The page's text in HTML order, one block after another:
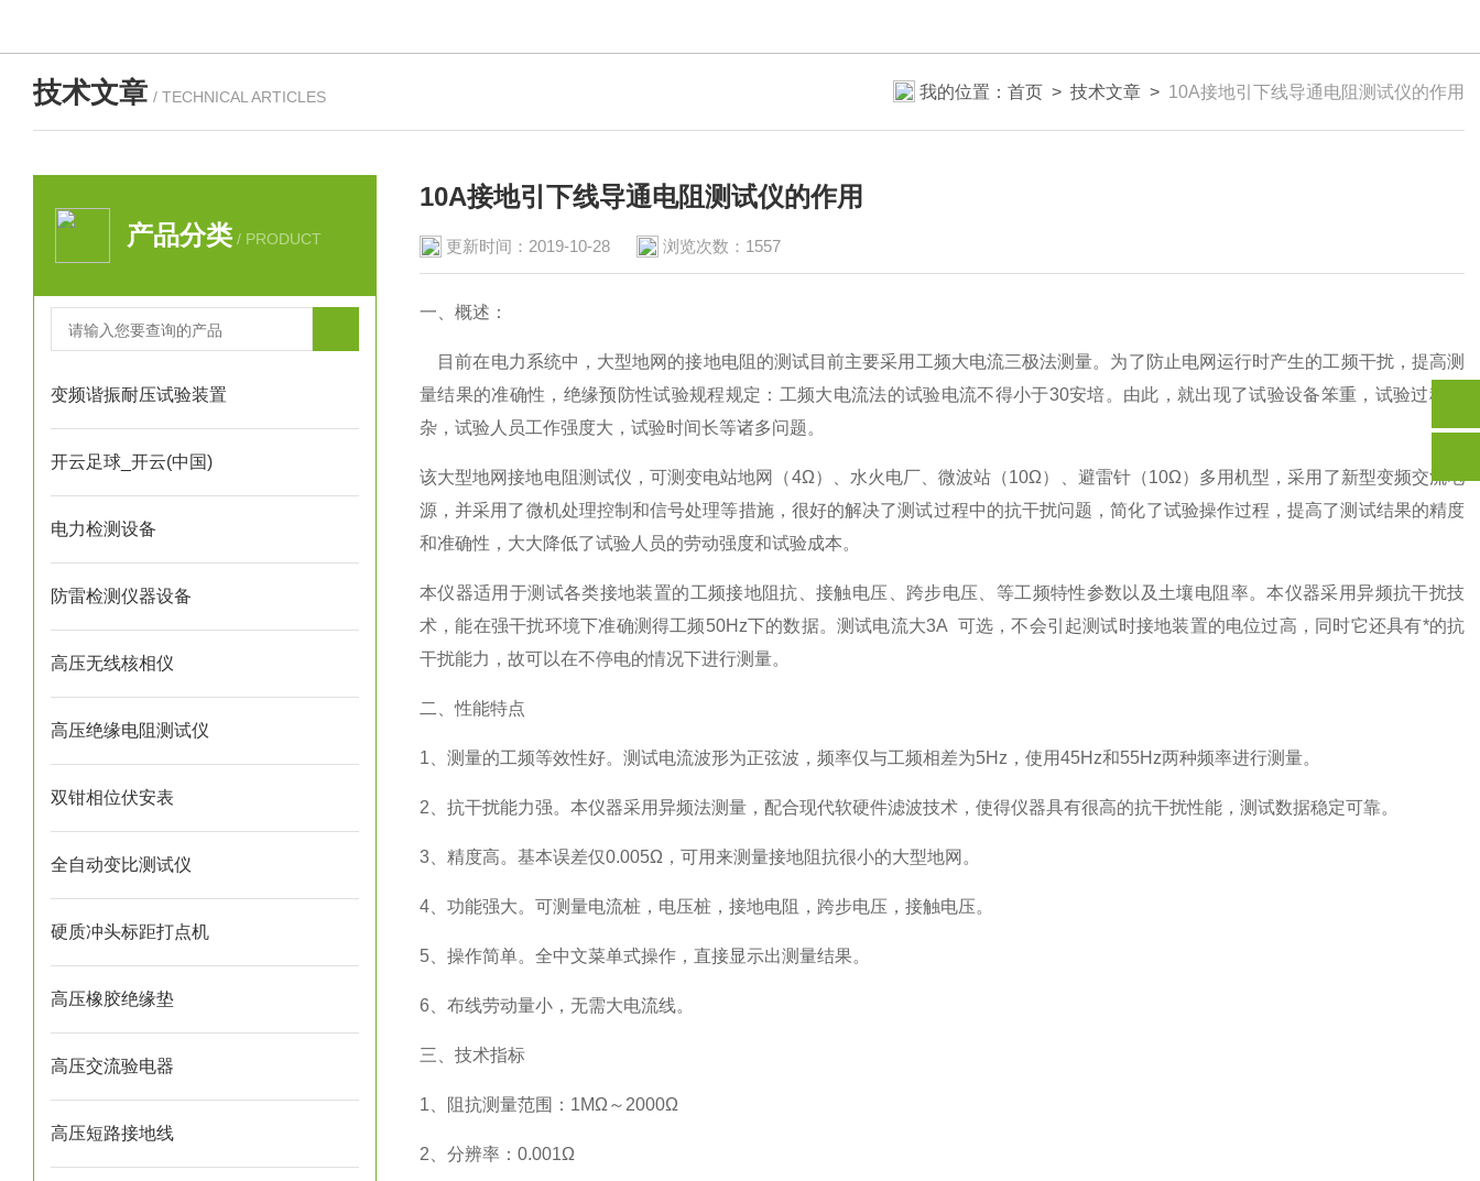
技术文章 / TECHNICAL ARTICLES 我的位置： 首页 > 技术文章 > 10A接地引下线导通电阻测试仪的作用
产品分类 / PRODUCT
变频谐振耐压试验装置
开云足球_开云(中国)
电力检测设备
防雷检测仪器设备
高压无线核相仪
高压绝缘电阻测试仪
双钳相位伏安表
全自动变比测试仪
硬质冲头标距打点机
高压橡胶绝缘垫
高压交流验电器
高压短路接地线
10A接地引下线导通电阻测试仪的作用
更新时间：2019-10-28 浏览次数：1557
一、概述：
目前在电力系统中，大型地网的接地电阻的测试目前主要采用工频大电流三极法测量。为了防止电网运行时产生的工频干扰，提高测
量结果的准确性，绝缘预防性试验规程规定：工频大电流法的试验电流不得小于30安培。由此，就出现了试验设备笨重，试验过程复
杂，试验人员工作强度大，试验时间长等诸多问题。
该大型地网接地电阻测试仪，可测变电站地网（4Ω）、水火电厂、微波站（10Ω）、避雷针（10Ω）多用机型，采用了新型变频交流电
源，并采用了微机处理控制和信号处理等措施，很好的解决了测试过程中的抗干扰问题，简化了试验操作过程，提高了测试结果的精度
和准确性，大大降低了试验人员的劳动强度和试验成本。
本仪器适用于测试各类接地装置的工频接地阻抗、接触电压、跨步电压、等工频特性参数以及土壤电阻率。本仪器采用异频抗干扰技
术，能在强干扰环境下准确测得工频50Hz下的数据。测试电流大3A 可选，不会引起测试时接地装置的电位过高，同时它还具有*的抗
干扰能力，故可以在不停电的情况下进行测量。
二、性能特点
1、测量的工频等效性好。测试电流波形为正弦波，频率仅与工频相差为5Hz，使用45Hz和55Hz两种频率进行测量。
2、抗干扰能力强。本仪器采用异频法测量，配合现代软硬件滤波技术，使得仪器具有很高的抗干扰性能，测试数据稳定可靠。
3、精度高。基本误差仅0.005Ω，可用来测量接地阻抗很小的大型地网。
4、功能强大。可测量电流桩，电压桩，接地电阻，跨步电压，接触电压。
5、操作简单。全中文菜单式操作，直接显示出测量结果。
6、布线劳动量小，无需大电流线。
三、技术指标
1、阻抗测量范围：1MΩ～2000Ω
2、分辨率：0.001Ω